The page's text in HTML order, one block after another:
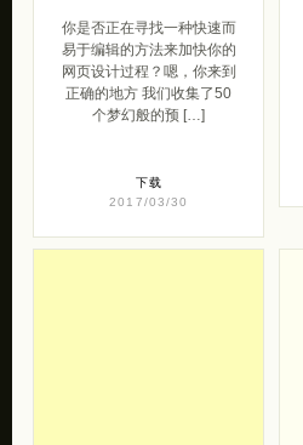
你是否正在寻找一种快速而
易于编辑的方法来加快你的
网页设计过程？嗯，你来到
正确的地方 我们收集了50
个梦幻般的预 […]
下载
2017/03/30